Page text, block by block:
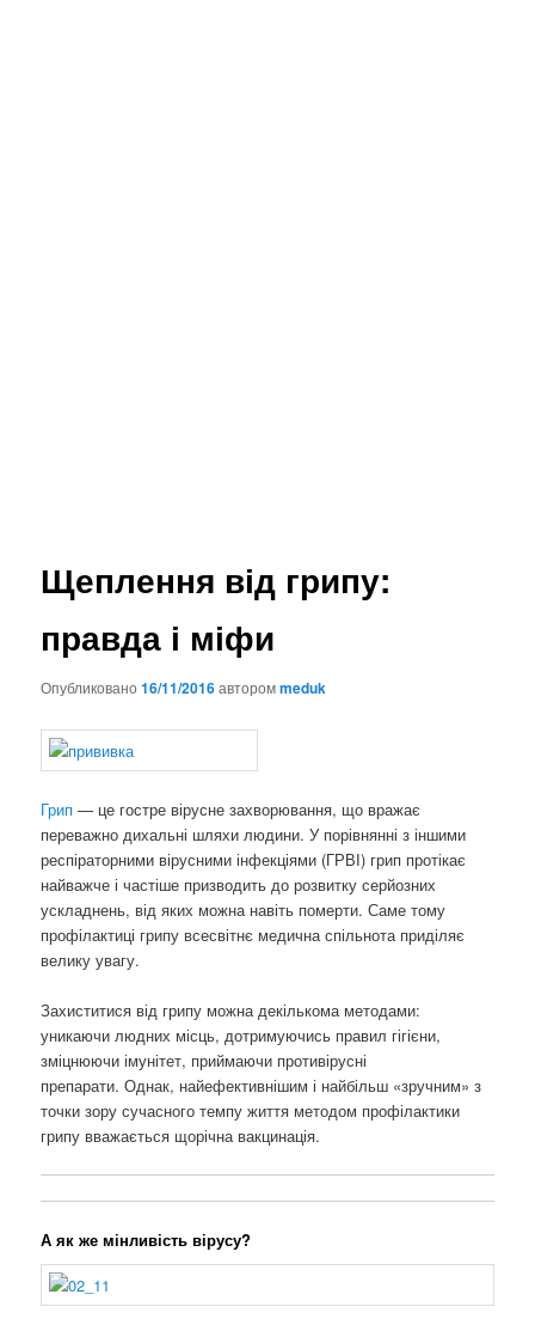
Щеплення від грипу:
правда і міфи
Опубликовано16/11/2016авторомmeduk
Грип— це гостре вірусне захворювання, що вражає
переважно дихальні шляхи людини. У порівнянні з іншими
респіраторними вірусними інфекціями (ГРВІ) грип протікає
найважче і частіше призводить до розвитку серйозних
ускладнень, від яких можна навіть померти. Саме тому
профілактиці грипу всесвітнє медична спільнота приділяє
велику увагу.
Захиститися від грипу можна декількома методами:
уникаючи людних місць, дотримуючись правил гігієни,
зміцнюючи імунітет, приймаючи противірусні
препарати. Однак, найефективнішим і найбільш «зручним» з
точки зору сучасного темпу життя методом профілактики
грипу вважається щорічна вакцинація.
А як же мінливість вірусу?